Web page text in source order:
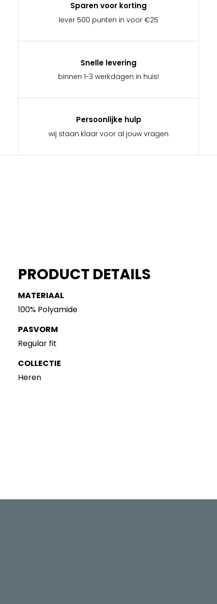
Sparen voor korting
lever 500 punten in voor €25
Snelle levering
binnen 1-3 werkdagen in huis!
Persoonlijke hulp
wij staan klaar voor al jouw vragen
PRODUCT DETAILS
MATERIAAL
100% Polyamide
PASVORM
Regular fit
COLLECTIE
Heren